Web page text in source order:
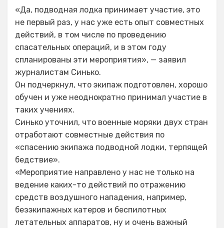
«Да, подводная лодка принимает участие, это
не первый раз, у нас уже есть опыт совместных
действий, в том числе по проведению
спасательных операций, и в этом году
спланированы эти мероприятия», — заявил
журналистам Синько.
Он подчеркнул, что экипаж подготовлен, хорошо
обучен и уже неоднократно принимал участие в
таких учениях.
Синько уточнил, что военные моряки двух стран
отработают совместные действия по
«спасению экипажа подводной лодки, терпящей
бедствие».
«Мероприятие направлено у нас не только на
ведение каких-то действий по отражению
средств воздушного нападения, например,
безэкипажных катеров и беспилотных
летательных аппаратов, ну и очень важный